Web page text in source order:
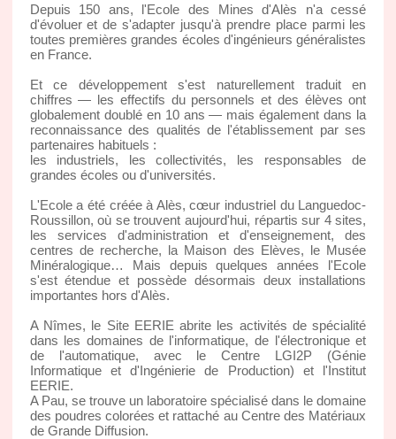
Depuis 150 ans, l'Ecole des Mines d'Alès n'a cessé
d'évoluer et de s'adapter jusqu'à prendre place parmi les
toutes premières grandes écoles d'ingénieurs généralistes
en France.
Et ce développement s'est naturellement traduit en
chiffres — les effectifs du personnels et des élèves ont
globalement doublé en 10 ans — mais également dans la
reconnaissance des qualités de l'établissement par ses
partenaires habituels :
les industriels, les collectivités, les responsables de
grandes écoles ou d'universités.
L'Ecole a été créée à Alès, cœur industriel du Languedoc-
Roussillon, où se trouvent aujourd'hui, répartis sur 4 sites,
les services d'administration et d'enseignement, des
centres de recherche, la Maison des Elèves, le Musée
Minéralogique… Mais depuis quelques années l'Ecole
s'est étendue et possède désormais deux installations
importantes hors d'Alès.
A Nîmes, le Site EERIE abrite les activités de spécialité
dans les domaines de l'informatique, de l'électronique et
de l'automatique, avec le Centre LGI2P (Génie
Informatique et d'Ingénierie de Production) et l'Institut
EERIE.
A Pau, se trouve un laboratoire spécialisé dans le domaine
des poudres colorées et rattaché au Centre des Matériaux
de Grande Diffusion.